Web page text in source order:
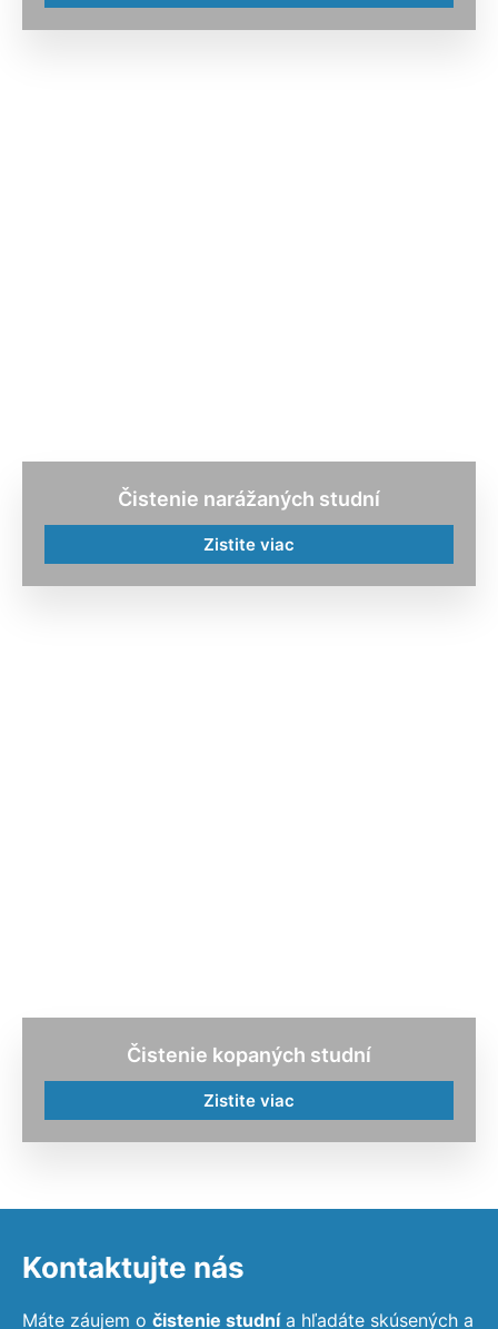
Čistenie narážaných studní
Zistite viac
Čistenie kopaných studní
Zistite viac
Kontaktujte nás
Máte záujem o čistenie studnía hľadáte skúsených a